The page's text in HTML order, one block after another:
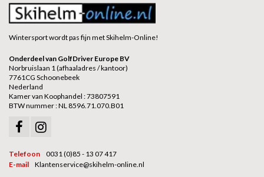
Wintersport wordt pas fijn met Skihelm-Online!
Onderdeel van GolfDriver Europe BV
Norbruislaan 1 (afhaaladres / kantoor)
7761CG Schoonebeek
Nederland
Kamer van Koophandel : 73807591
BTW nummer : NL 8596.71.070.B01
Telefoon
0031 (0)85 - 13 07 417
E-mail
Klantenservice@skihelm-online.nl